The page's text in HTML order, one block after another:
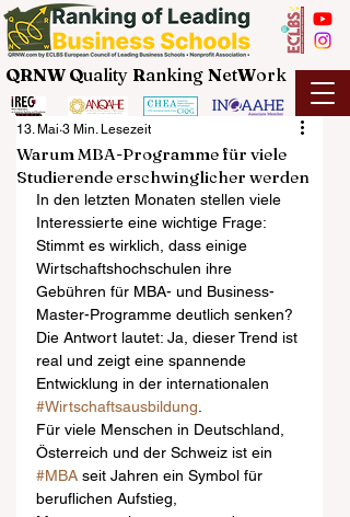
QRNW Quality Ranking NetWork
Warum MBA-Programme für viele
Studierende erschwinglicher werden
13. Mai 3 Min. Lesezeit
In den letzten Monaten stellen viele
Interessierte eine wichtige Frage:
Stimmt es wirklich, dass einige
Wirtschaftshochschulen ihre
Gebühren für MBA- und Business-
Master-Programme deutlich senken?
Die Antwort lautet: Ja, dieser Trend ist
real und zeigt eine spannende
Entwicklung in der internationalen
#Wirtschaftsausbildung
Für viele Menschen in Deutschland,
Österreich und der Schweiz ist ein
#MBA seit Jahren ein Symbol für
beruflichen Aufstieg,